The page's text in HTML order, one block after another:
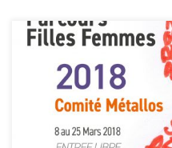
Après avoir imaginé l’an
divaguerons « Sur la langue
Filles Femmes 2018. Héritons-
lèguent leur langue… Notre